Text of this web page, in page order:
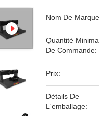
Nom De
Quantité
De Commande:
Prix:
Détails De
L'emballage: